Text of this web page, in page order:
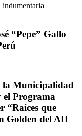
“Pepe” Gallo
la Municipalidad
el Programa
“Raíces que
Golden del AH